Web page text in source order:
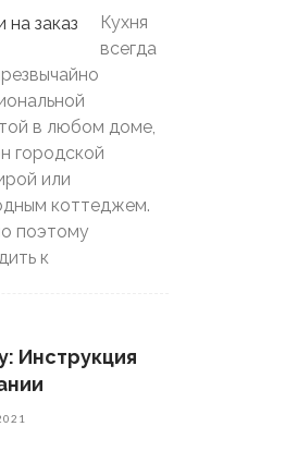
Кухня
всегда
в любом доме,
городской
или
коттеджем.
поэтому
к
Инструкция